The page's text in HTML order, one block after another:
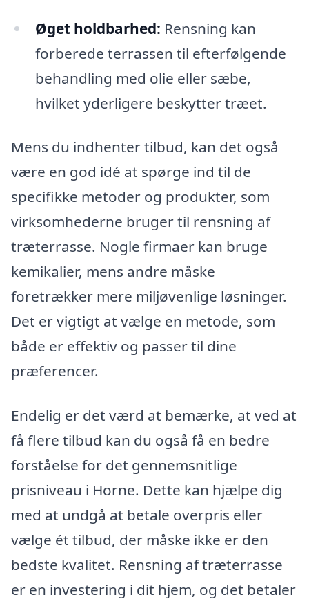
Øget holdbarhed: Rensning kan
forberede terrassen til efterfølgende
behandling med olie eller sæbe,
hvilket yderligere beskytter træet.
Mens du indhenter tilbud, kan det også
være en god idé at spørge ind til de
specifikke metoder og produkter, som
virksomhederne bruger til rensning af
træterrasse. Nogle firmaer kan bruge
kemikalier, mens andre måske
foretrækker mere miljøvenlige løsninger.
Det er vigtigt at vælge en metode, som
både er effektiv og passer til dine
præferencer.
Endelig er det værd at bemærke, at ved at
få flere tilbud kan du også få en bedre
forståelse for det gennemsnitlige
prisniveau i Horne. Dette kan hjælpe dig
med at undgå at betale overpris eller
vælge ét tilbud, der måske ikke er den
bedste kvalitet. Rensning af træterrasse
er en investering i dit hjem, og det betaler